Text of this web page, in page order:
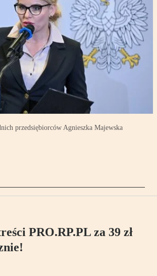
przedsiębiorców Agnieszka Majewska
PRO.RP.PL za 39 zł